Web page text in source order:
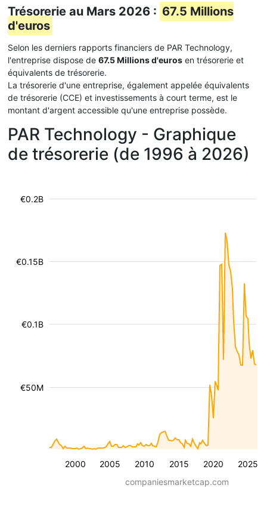
Trésorerie au Mars 2026 : 67.5 Millions
d'euros
Selon les derniers rapports financiers de PAR Technology,
l'entreprise dispose de 67.5 Millions d'euros en trésorerie et
équivalents de trésorerie.
La trésorerie d'une entreprise, également appelée équivalents
de trésorerie (CCE) et investissements à court terme, est le
montant d'argent accessible qu'une entreprise possède.
PAR Technology - Graphique
de trésorerie (de 1996 à 2026)
2000 2005 2010 2015 2020 2025
€50M
€0.1B
€0.15B
€0.2B
companiesmarketcap.com